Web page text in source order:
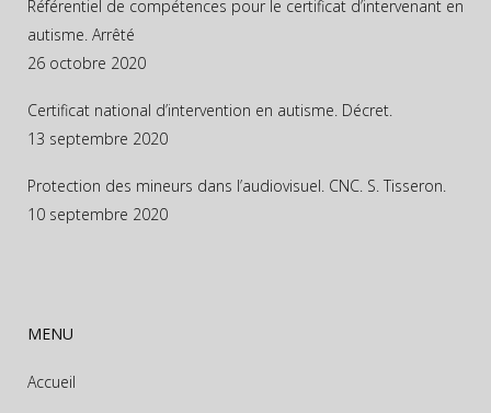
Référentiel de compétences pour le certificat d’intervenant en
autisme. Arrêté
26 octobre 2020
Certificat national d’intervention en autisme. Décret.
13 septembre 2020
Protection des mineurs dans l’audiovisuel. CNC. S. Tisseron.
10 septembre 2020
MENU
Accueil